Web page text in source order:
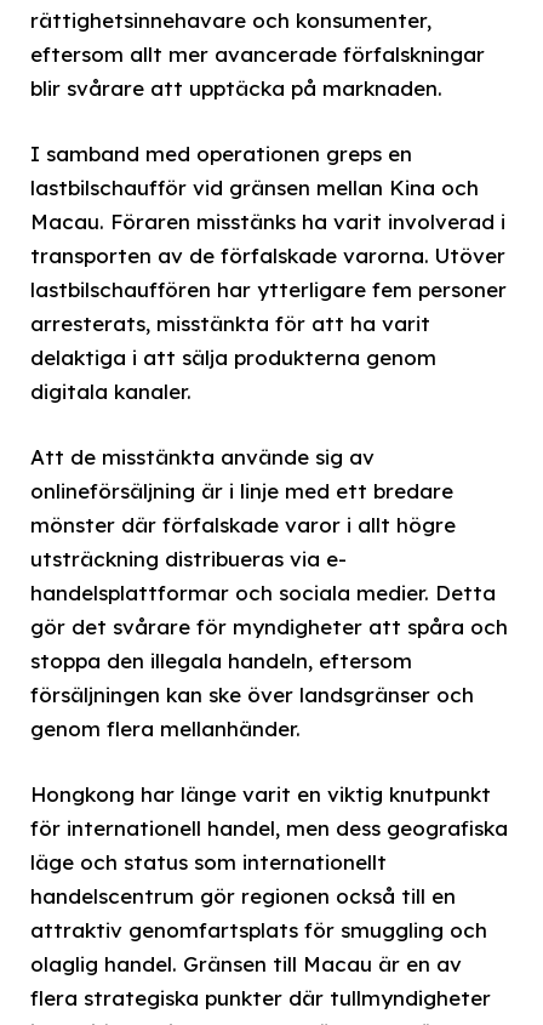
rättighetsinnehavare och konsumenter,
eftersom allt mer avancerade förfalskningar
blir svårare att upptäcka på marknaden.
I samband med operationen greps en
lastbilschaufför vid gränsen mellan Kina och
Macau. Föraren misstänks ha varit involverad i
transporten av de förfalskade varorna. Utöver
lastbilschauffören har ytterligare fem personer
arresterats, misstänkta för att ha varit
delaktiga i att sälja produkterna genom
digitala kanaler.
Att de misstänkta använde sig av
onlineförsäljning är i linje med ett bredare
mönster där förfalskade varor i allt högre
utsträckning distribueras via e-
handelsplattformar och sociala medier. Detta
gör det svårare för myndigheter att spåra och
stoppa den illegala handeln, eftersom
försäljningen kan ske över landsgränser och
genom flera mellanhänder.
Hongkong har länge varit en viktig knutpunkt
för internationell handel, men dess geografiska
läge och status som internationellt
handelscentrum gör regionen också till en
attraktiv genomfartsplats för smuggling och
olaglig handel. Gränsen till Macau är en av
flera strategiska punkter där tullmyndigheter